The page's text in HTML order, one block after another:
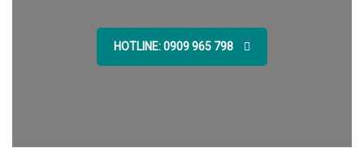
HOTLINE: 0909 965 798